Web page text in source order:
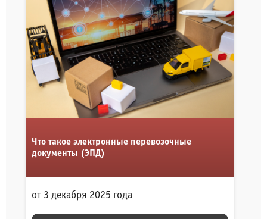
Что такое электронные перевозочные
документы (ЭПД)
от 3 декабря 2025 года